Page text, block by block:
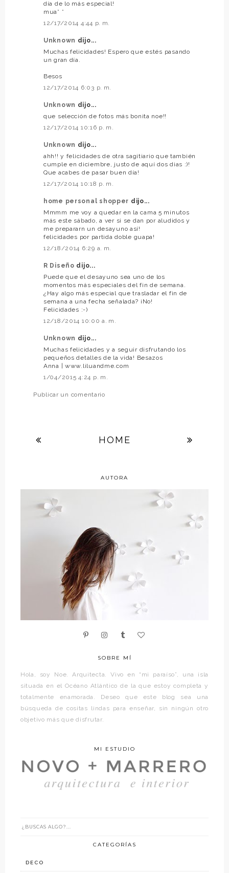
día de lo más especial!
mua* *
12/17/2014 4:44 p. m.
Unknown dijo...
Muchas felicidades! Espero que estés pasando
un gran día.
Besos
12/17/2014 6:03 p. m.
Unknown dijo...
que selección de fotos más bonita noe!!
12/17/2014 10:16 p. m.
Unknown dijo...
ahh!! y felicidades de otra sagitiario que también
cumple en diciembre, justo de aquí dos dias :)!
Que acabes de pasar buen día!
12/17/2014 10:18 p. m.
home personal shopper dijo...
Mmmm me voy a quedar en la cama 5 minutos
más este sábado, a ver si se dan por aludidos y
me prepararn un desayuno así!
felicidades por partida doble guapa!
12/18/2014 6:29 a. m.
R Diseño dijo...
Puede que el desayuno sea uno de los
momentos más especiales del fin de semana.
¿Hay algo más especial que trasladar el fin de
semana a una fecha señalada? ¡No!
Felicidades :-)
12/18/2014 10:00 a. m.
Unknown dijo...
Muchas felicidades y a seguir disfrutando los
pequeños detalles de la vida! Besazos
Anna | www.liluandme.com
1/04/2015 4:24 p. m.
Publicar un comentario
HOME
AUTORA
SOBRE MÍ
Hola, soy Noe. Arquitecta. Vivo en “mi paraíso”, una isla
situada en el Océano Atlántico de la que estoy completa y
totalmente enamorada. Deseo que este blog sea una
búsqueda de cositas lindas para enseñar, sin ningún otro
objetivo más que disfrutar.
MI ESTUDIO
CATEGORÍAS
DECO